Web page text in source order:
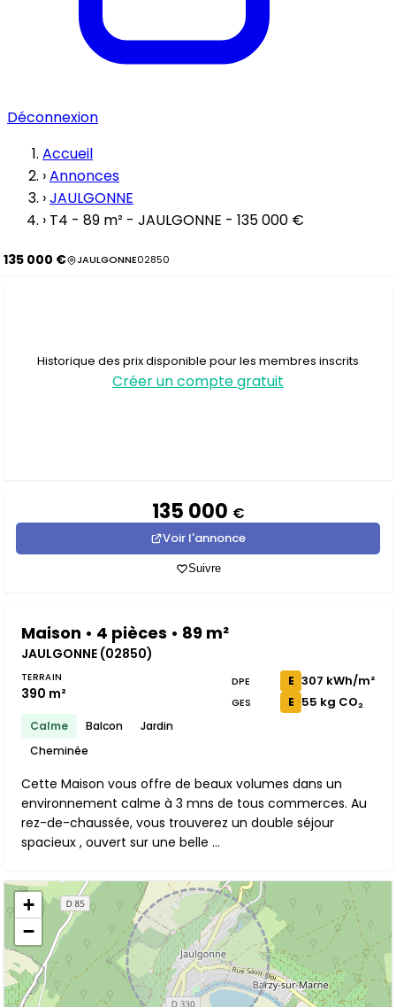
Déconnexion
Accueil
›Annonces
›JAULGONNE
› T4 - 89 m² - JAULGONNE - 135 000 €
135 000 € JAULGONNE02850
Historique des prix disponible pour les membres inscrits
Créer un compte gratuit
135 000 €
Voir l'annonce
Suivre
Maison • 4 pièces • 89 m²
JAULGONNE (02850)
TERRAIN
390 m²
Calme Balcon
Jardin
Cheminée
DPE E 307 kWh/m²
GES E 55 kg CO₂
Cette Maison vous offre de beaux volumes dans un
environnement calme à 3 mns de tous commerces. Au
rez-de-chaussée, vous trouverez un double séjour
spacieux , ouvert sur une belle ...
+
−